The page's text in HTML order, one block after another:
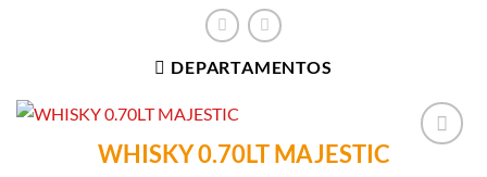
DEPARTAMENTOS
WHISKY 0.70LT MAJESTIC